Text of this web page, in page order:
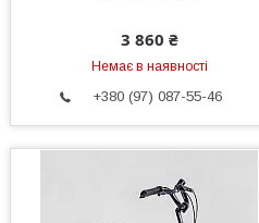
3 860 ₴
Немає в наявності
+380 (97) 087-55-46